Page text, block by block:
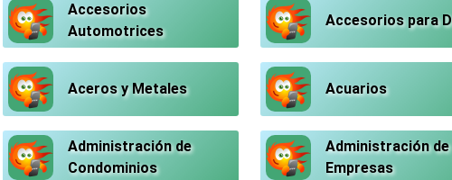
Accesorios
Automotrices
Accesorios para
Aceros y Metales Acuarios
Administración de
Condominios
Administración de
Empresas